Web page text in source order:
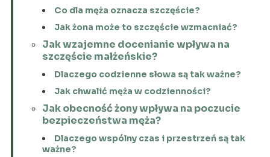
Co dla męża oznacza szczęście?
Jak żona może to szczęście wzmacniać?
Jak wzajemne docenianie wpływa na
szczęście małżeńskie?
Dlaczego codzienne słowa są tak ważne?
Jak chwalić męża w codzienności?
Jak obecność żony wpływa na poczucie
bezpieczeństwa męża?
Dlaczego wspólny czas i przestrzeń są tak
ważne?